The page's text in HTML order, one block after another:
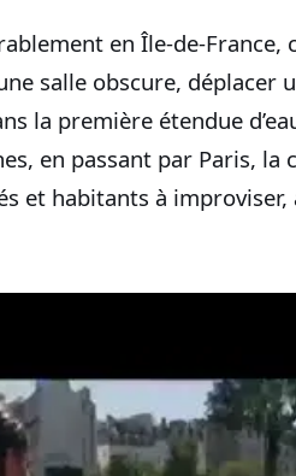
en Île-de-
salle obscure, déplacer
la première étendue
en passant par Paris, la
et habitants à improviser,